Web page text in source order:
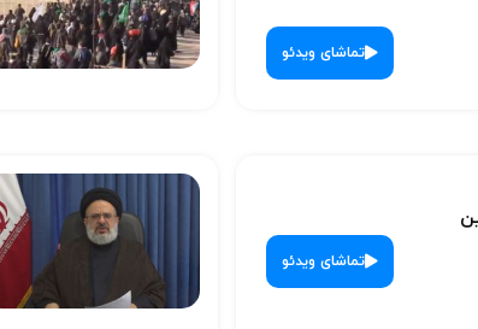
تماشای ویدئو
تماشای ویدئو